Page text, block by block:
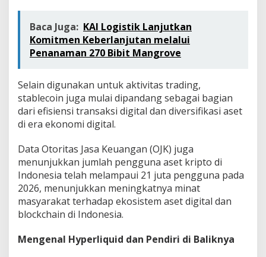
Baca Juga: KAI Logistik Lanjutkan
Komitmen Keberlanjutan melalui
Penanaman 270 Bibit Mangrove
Selain digunakan untuk aktivitas trading,
stablecoin juga mulai dipandang sebagai bagian
dari efisiensi transaksi digital dan diversifikasi aset
di era ekonomi digital.
Data Otoritas Jasa Keuangan (OJK) juga
menunjukkan jumlah pengguna aset kripto di
Indonesia telah melampaui 21 juta pengguna pada
2026, menunjukkan meningkatnya minat
masyarakat terhadap ekosistem aset digital dan
blockchain di Indonesia.
Mengenal Hyperliquid dan Pendiri di Baliknya